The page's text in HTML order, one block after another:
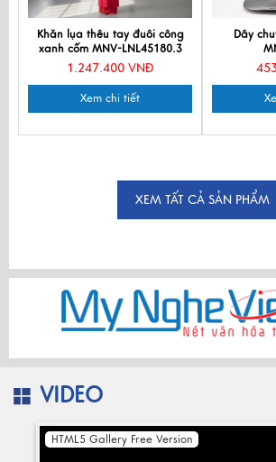
Khăn lụa thêu tay đuôi công
xanh cốm MNV-LNL45180.3
1.247.400 VNĐ
Xem chi tiết
Dây
XEM TẤT CẢ SẢN PHẨM
VIDEO
HTML5 Gallery Free Version